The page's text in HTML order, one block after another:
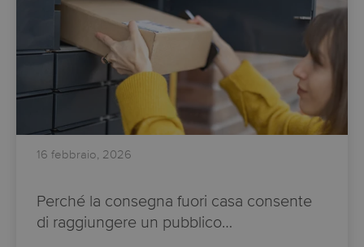
16 febbraio, 2026
Perché la consegna fuori casa consente
di raggiungere un pubblico…